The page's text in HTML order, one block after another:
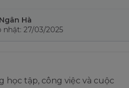
Hà
nhật: 27/03/2025
học tập, công việc và cuộc